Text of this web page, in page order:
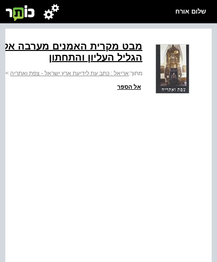
שלום אורח
מבט מקרית האמנים מערבה אל
הגליל העליון והתחתון
מתוך:אריאל : כתב עת לידיעת ארץ ישראל - צפת ואתריה >
אל הספר